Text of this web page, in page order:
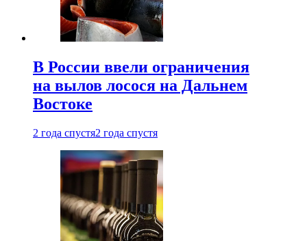
В России ввели ограничения
на вылов лосося на Дальнем
Востоке
2 года спустя2 года спустя